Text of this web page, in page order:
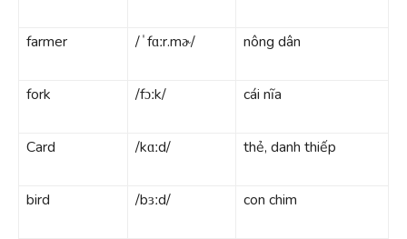
farmer /ˈfɑːr.mɚ/ nông dân
fork /fɔːk/ cái nĩa
Card /kɑːd/ thẻ, danh thiếp
bird /bɜːd/ con chim